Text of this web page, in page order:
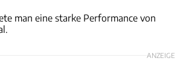
man eine starke Performance von
ANZEIGE